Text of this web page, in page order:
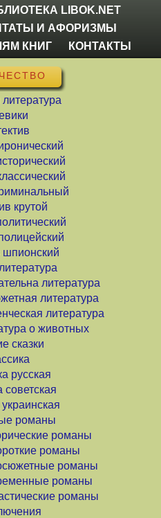
LIBOK.NET
И АФОРИЗМЫ
КНИГ
КОНТАКТЫ
крутой
шпионский
литература
литература
литература
о животных
сказки
русская
советская
романы
романы
романы
романы
романы
романы